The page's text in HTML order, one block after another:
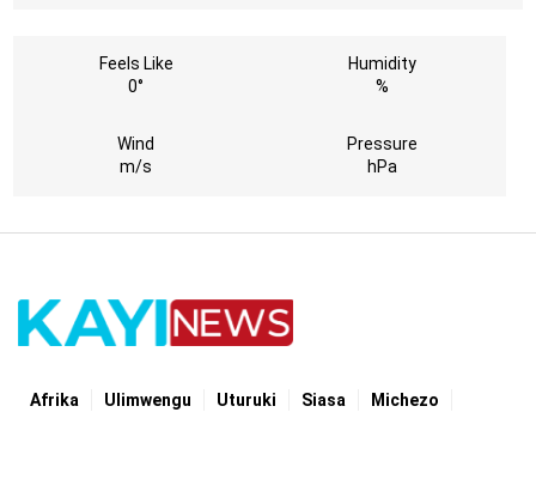
Feels Like
0°
Humidity
%
Wind
m/s
Pressure
hPa
Afrika Ulimwengu Uturuki Siasa Michezo